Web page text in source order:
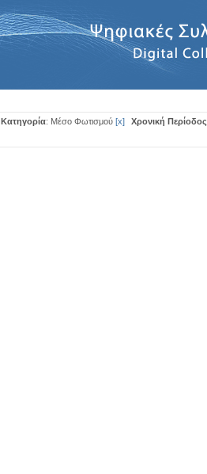
Κατηγορία: Μέσο Φωτισμού [x] Χρονική Περίοδος